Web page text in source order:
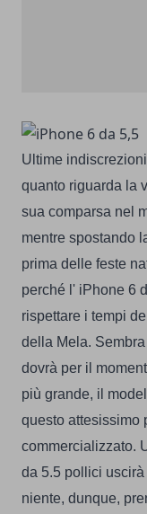
Ultime
quanto riguarda la
sua comparsa nel
mentre spostando
prima delle feste
perché l' iPhone 6
rispettare i tempi
della Mela.
dovrà per il
più grande, il
questo attesissimo
commercializzato.
da 5.5 pollici
niente, dunque,